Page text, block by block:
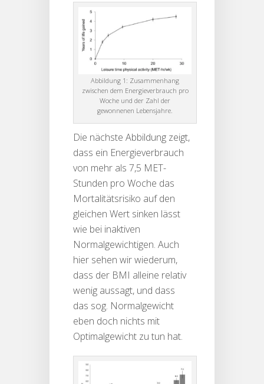
Abbildung 1: Zusammenhang
zwischen dem Energieverbrauch pro
Woche und der Zahl der
gewonnenen Lebensjahre.
Die nächste Abbildung zeigt,
dass ein Energieverbrauch
von mehr als 7,5 MET-
Stunden pro Woche das
Mortalitätsrisiko auf den
gleichen Wert sinken lässt
wie bei inaktiven
Normalgewichtigen. Auch
hier sehen wir wiederum,
dass der BMI alleine relativ
wenig aussagt, und dass
das sog. Normalgewicht
eben doch nichts mit
Optimalgewicht zu tun hat.